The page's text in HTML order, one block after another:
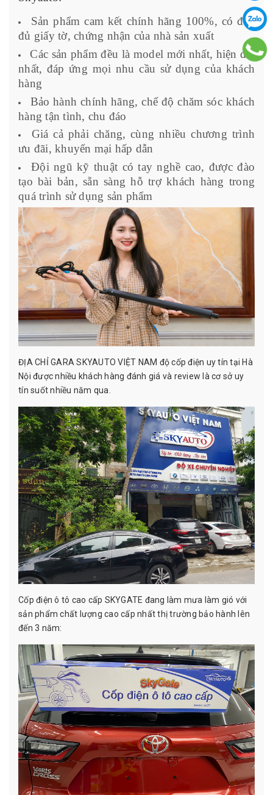
Sản phẩm cam kết chính hãng 100%, có đầy
đủ giấy tờ, chứng nhận của nhà sản xuất
Các sản phẩm đều là model mới nhất, hiện đại
nhất, đáp ứng mọi nhu cầu sử dụng của khách
hàng
Bảo hành chính hãng, chế độ chăm sóc khách
hàng tận tình, chu đáo
Giá cả phải chăng, cùng nhiều chương trình
ưu đãi, khuyến mại hấp dẫn
Đội ngũ kỹ thuật có tay nghề cao, được đào
tạo bài bản, sẵn sàng hỗ trợ khách hàng trong
quá trình sử dụng sản phẩm
ĐỊA CHỈ GARA SKYAUTO VIỆT NAM độ cốp điện uy tín tại Hà
Nội được nhiều khách hàng đánh giá và review là cơ sở uy
tín suốt nhiều năm qua.
Cốp điện ô tô cao cấp SKYGATE đang làm mưa làm gió với
sản phẩm chất lượng cao cấp nhất thị trường bảo hành lên
đến 3 năm: